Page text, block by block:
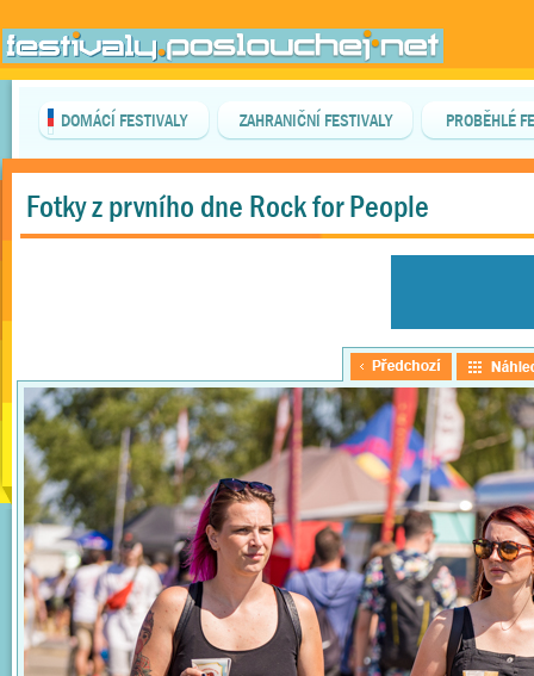
DOMÁCÍ FESTIVALY ZAHRANIČNÍ FESTIVALY PROBĚHLÉ
Fotky z prvního dne Rock for People